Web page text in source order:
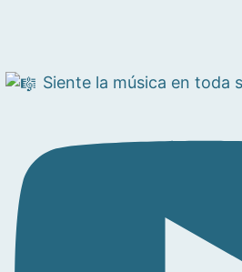
Siente la música en toda